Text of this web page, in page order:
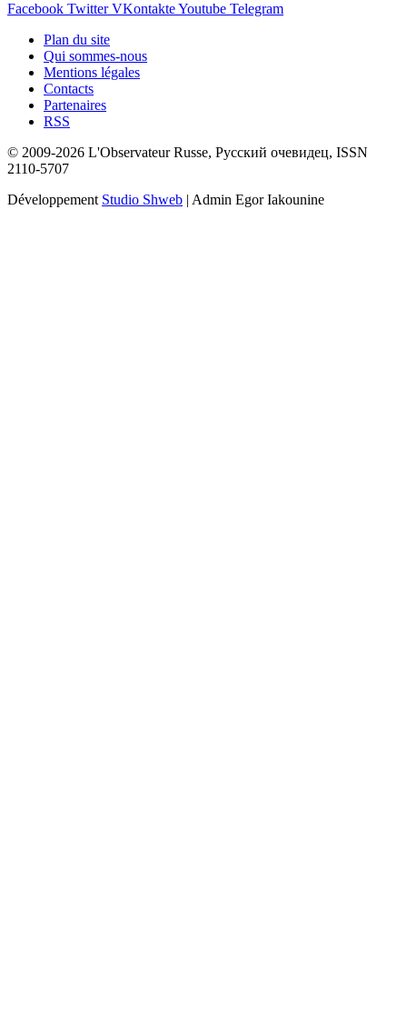
Facebook Twitter VKontakteYoutube Telegram
Plan du site
Qui sommes-nous
Mentions légales
Contacts
Partenaires
RSS
© 2009-2026 L'Observateur Russe, Русский очевидец, ISSN
2110-5707
Développement Studio Shweb | Admin Egor Iakounine